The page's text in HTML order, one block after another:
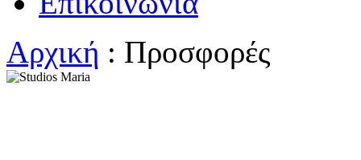
Αρχική : Προσφορές